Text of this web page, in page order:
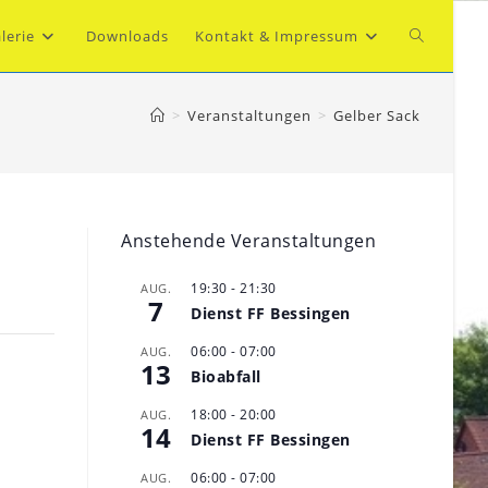
Downloads Kontakt & Impressum Website-
> Veranstaltungen > Gelber Sack
Anstehende Veranstaltungen
AUG.
7
19:30 - 21:30
Dienst FF Bessingen
AUG.
13
06:00 - 07:00
Bioabfall
AUG.
14
18:00 - 20:00
Dienst FF Bessingen
AUG. 06:00 - 07:00